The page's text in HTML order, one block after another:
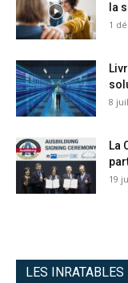
la
1
8
La
19
LES INRATABLES